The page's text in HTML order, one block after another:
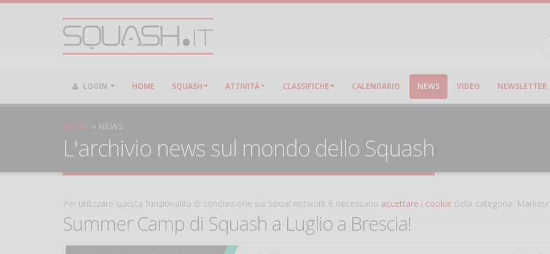
LOGIN HOME SQUASH ATTIVITÀ CLASSIFICHE CALENDARIO NEWS VIDEO NEWSLETTER
HOME NEWS
L'archivio news sul mondo dello Squash
Per utilizzare questa funzionalità di condivisione sui social network è necessario accettare i cookie della categoria
Summer Camp di Squash a Luglio a Brescia!